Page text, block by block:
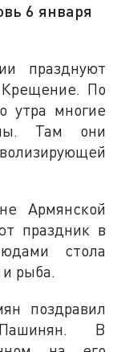
6 января
празднуют
По
утра многие
Там они
Армянской
праздник в
стола
рыба.
поздравил
В